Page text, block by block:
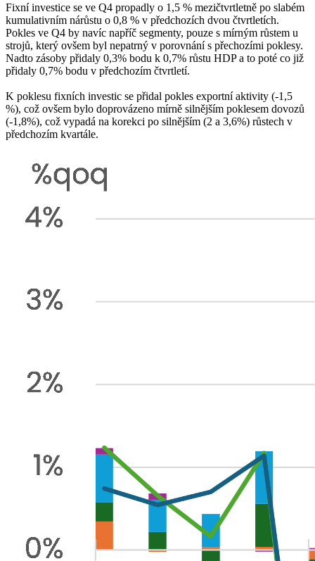
Fixní investice se ve Q4 propadly o 1,5 % mezičtvrtletně po slabém
kumulativním nárůstu o 0,8 % v předchozích dvou čtvrtletích.
Pokles ve Q4 by navíc napříč segmenty, pouze s mírným růstem u
strojů, který ovšem byl nepatrný v porovnání s přechozími poklesy.
Nadto zásoby přidaly 0,3% bodu k 0,7% růstu HDP a to poté co již
přidaly 0,7% bodu v předchozím čtvrtletí.
K poklesu fixních investic se přidal pokles exportní aktivity (-1,5
%), což ovšem bylo doprovázeno mírně silnějším poklesem dovozů
(-1,8%), což vypadá na korekci po silnějším (2 a 3,6%) růstech v
předchozím kvartále.